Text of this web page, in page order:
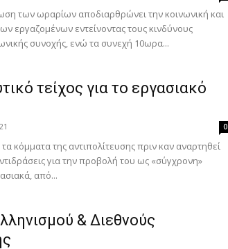
των ωραρίων αποδιαρθρώνει την κοινωνική και
εργαζομένων εντείνοντας τους κινδύνους
συνοχής, ενώ τα συνεχή 10ωρα...
τείχος για το εργασιακό
0
κόμματα της αντιπολίτευσης πριν καν αναρτηθεί
για την προβολή του ως «σύγχρονη»
από...
& Διεθνούς